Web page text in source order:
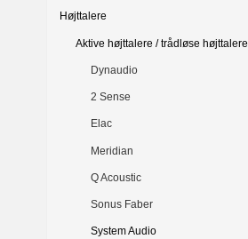
Højttalere
Aktive højttalere / trådløse højttalere
Dynaudio
2 Sense
Elac
Meridian
Q Acoustic
Sonus Faber
System Audio